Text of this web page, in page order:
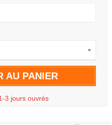
AU PANIER
3 jours ouvrés